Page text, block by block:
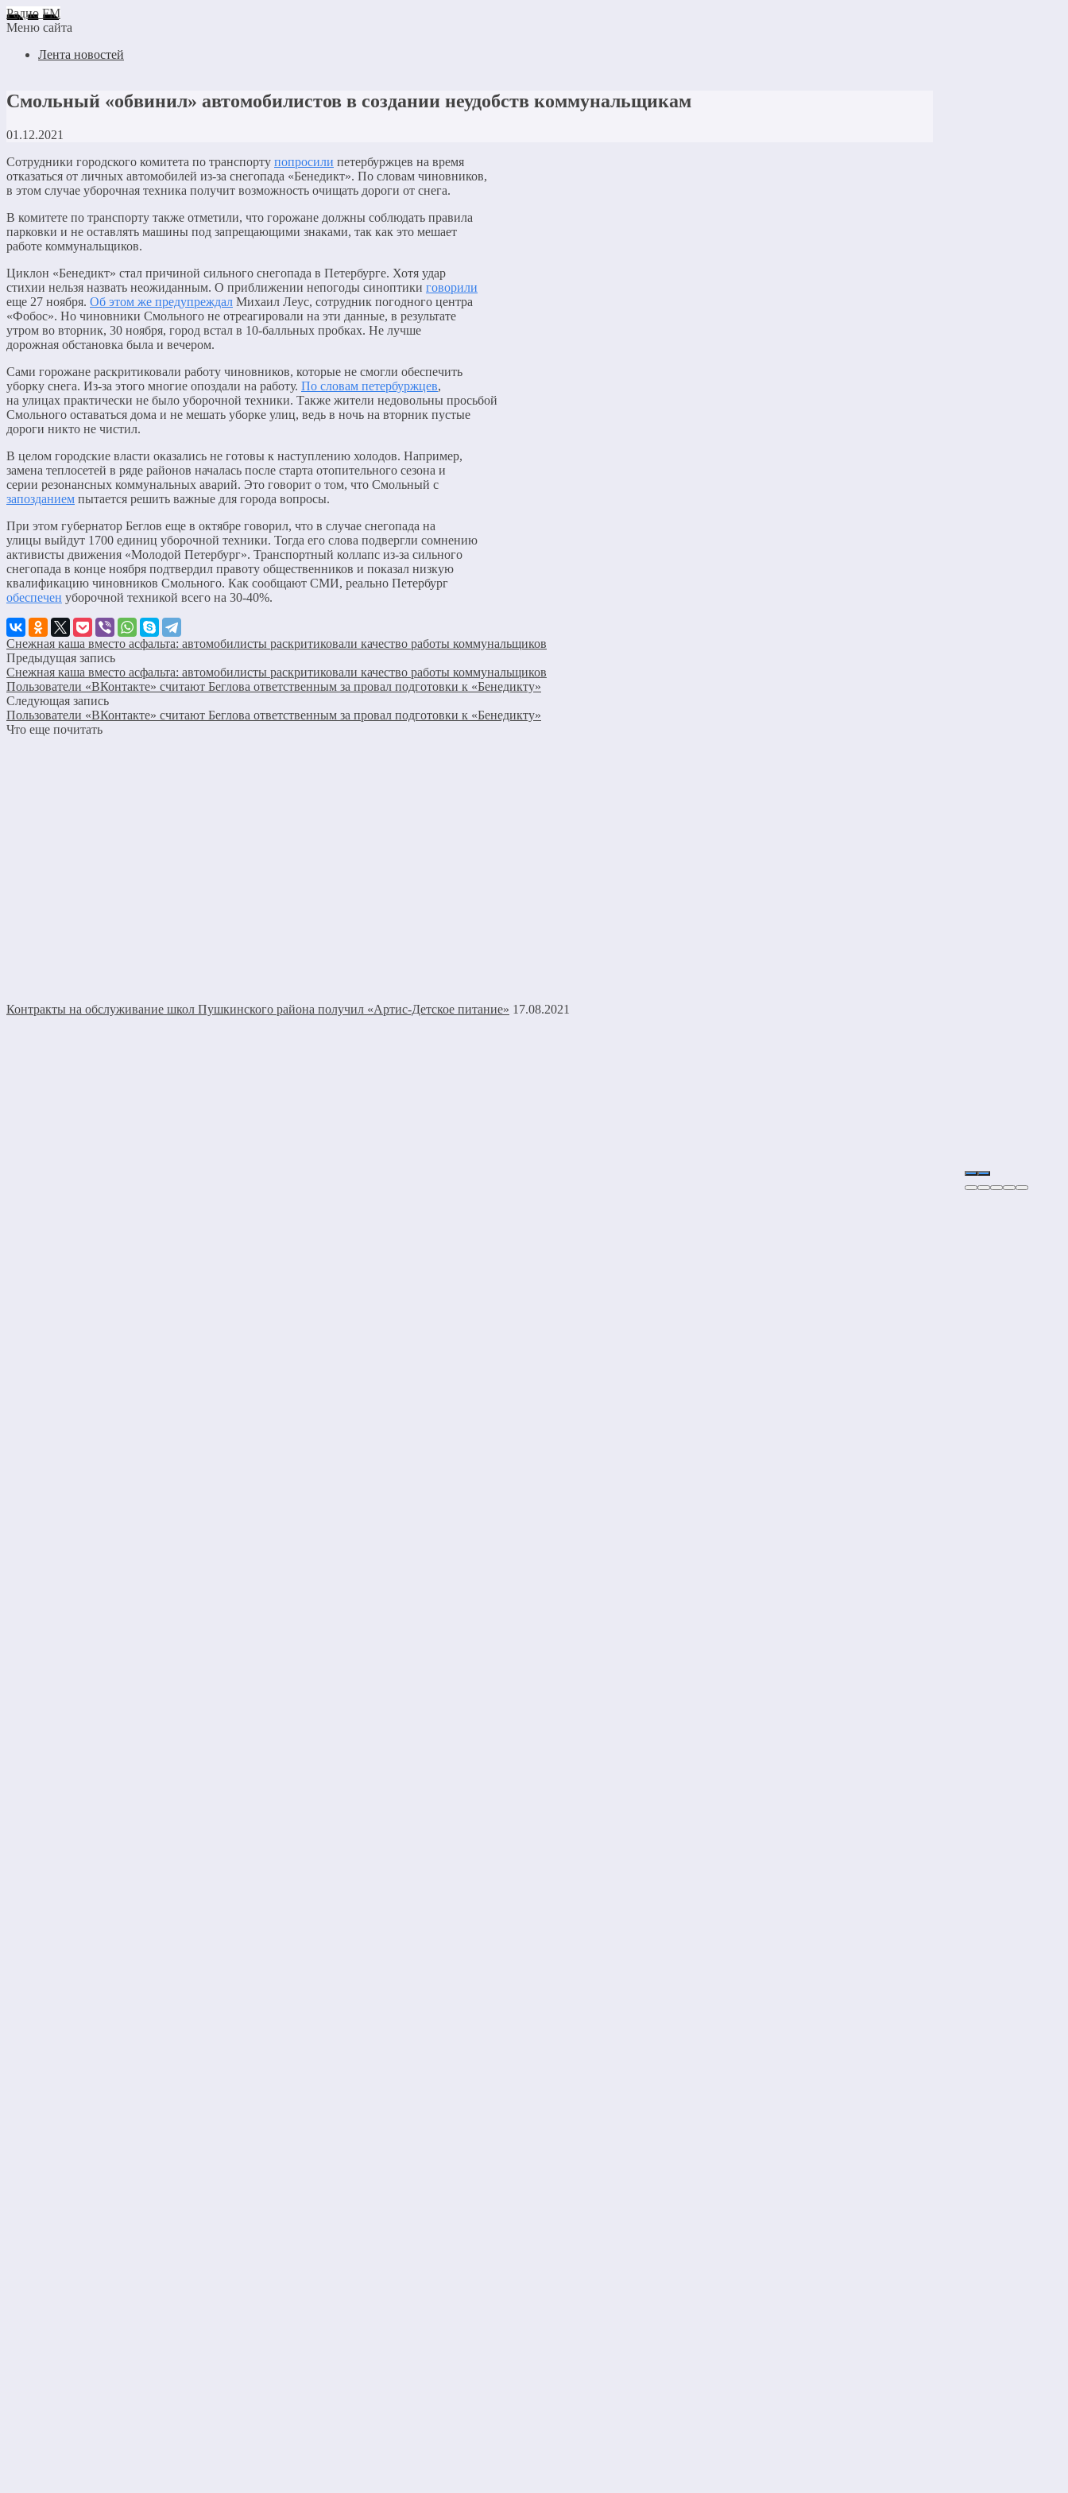
Радио FM
Меню сайта
Лента новостей
Смольный «обвинил» автомобилистов в создании неудобств коммунальщикам
01.12.2021
Сотрудники городского комитета по транспорту попросили петербуржцев на время
отказаться от личных автомобилей из-за снегопада «Бенедикт». По словам чиновников,
в этом случае уборочная техника получит возможность очищать дороги от снега.
В комитете по транспорту также отметили, что горожане должны соблюдать правила
парковки и не оставлять машины под запрещающими знаками, так как это мешает
работе коммунальщиков.
Циклон «Бенедикт» стал причиной сильного снегопада в Петербурге. Хотя удар
стихии нельзя назвать неожиданным. О приближении непогоды синоптики говорили
еще 27 ноября. Об этом же предупреждал Михаил Леус, сотрудник погодного центра
«Фобос». Но чиновники Смольного не отреагировали на эти данные, в результате
утром во вторник, 30 ноября, город встал в 10-балльных пробках. Не лучше
дорожная обстановка была и вечером.
Сами горожане раскритиковали работу чиновников, которые не смогли обеспечить
уборку снега. Из-за этого многие опоздали на работу. По словам петербуржцев,
на улицах практически не было уборочной техники. Также жители недовольны просьбой
Смольного оставаться дома и не мешать уборке улиц, ведь в ночь на вторник пустые
дороги никто не чистил.
В целом городские власти оказались не готовы к наступлению холодов. Например,
замена теплосетей в ряде районов началась после старта отопительного сезона и
серии резонансных коммунальных аварий. Это говорит о том, что Смольный с
запозданием пытается решить важные для города вопросы.
При этом губернатор Беглов еще в октябре говорил, что в случае снегопада на
улицы выйдут 1700 единиц уборочной техники. Тогда его слова подвергли сомнению
активисты движения «Молодой Петербург». Транспортный коллапс из-за сильного
снегопада в конце ноября подтвердил правоту общественников и показал низкую
квалификацию чиновников Смольного. Как сообщают СМИ, реально Петербург
обеспечен уборочной техникой всего на 30-40%.
Снежная каша вместо асфальта: автомобилисты раскритиковали качество работы коммунальщиков
Предыдущая запись
Снежная каша вместо асфальта: автомобилисты раскритиковали качество работы коммунальщиков
Пользователи «ВКонтакте» считают Беглова ответственным за провал подготовки к «Бенедикту»
Следующая запись
Пользователи «ВКонтакте» считают Беглова ответственным за провал подготовки к «Бенедикту»
Что еще почитать
Контракты на обслуживание школ Пушкинского района получил «Артис-Детское питание» 17.08.2021